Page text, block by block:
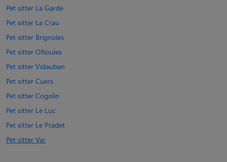
Pet sitter La Garde
Pet sitter La Crau
Pet sitter Brignoles
Pet sitter Ollioules
Pet sitter Vidauban
Pet sitter Cuers
Pet sitter Cogolin
Pet sitter Le Luc
Pet sitter Le Pradet
Pet sitter Var